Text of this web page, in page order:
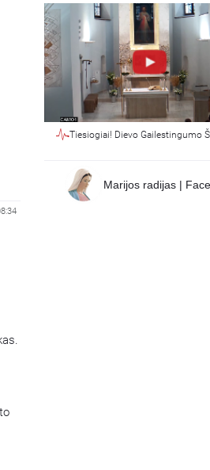
Tiesiogiai! Dievo Gailestingumo
Marijos radijas |